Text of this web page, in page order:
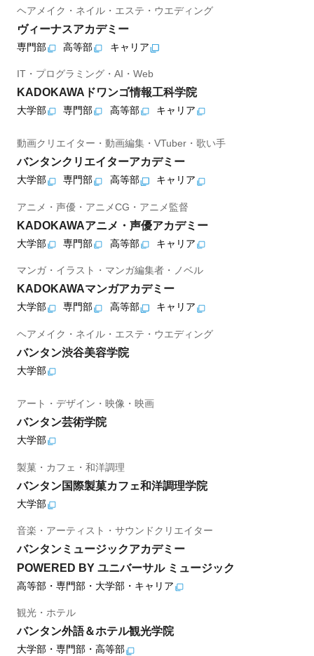
ヘアメイク・ネイル・エステ・ウエディング
ヴィーナスアカデミー
専門部 高等部 キャリア
IT・プログラミング・AI・Web
KADOKAWAドワンゴ情報工科学院
大学部 専門部 高等部 キャリア
動画クリエイター・動画編集・VTuber・歌い手
バンタンクリエイターアカデミー
大学部 専門部 高等部 キャリア
アニメ・声優・アニメCG・アニメ監督
KADOKAWAアニメ・声優アカデミー
大学部 専門部 高等部 キャリア
マンガ・イラスト・マンガ編集者・ノベル
KADOKAWAマンガアカデミー
大学部 専門部 高等部 キャリア
ヘアメイク・ネイル・エステ・ウエディング
バンタン渋谷美容学院
大学部
アート・デザイン・映像・映画
バンタン芸術学院
大学部
製菓・カフェ・和洋調理
バンタン国際製菓カフェ和洋調理学院
大学部
音楽・アーティスト・サウンドクリエイター
バンタンミュージックアカデミー
POWERED BY ユニバーサル ミュージック
高等部・専門部・大学部・キャリア
観光・ホテル
バンタン外語＆ホテル観光学院
大学部・専門部・高等部